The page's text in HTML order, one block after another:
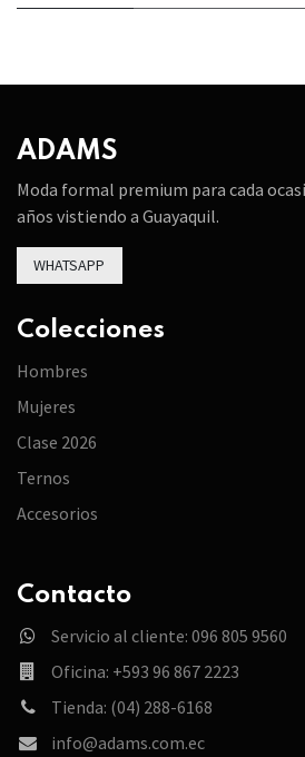
ADAMS
Moda formal premium para cada
años vistiendo a Guayaquil.
WHATSAPP
Colecciones
Hombres
Mujeres
Clase 2026
Ternos
Accesorios
Contacto
Servicio al cliente: 096 805 9560
Oficina: +593 96 867 2223
Tienda: (04) 288-6168
info@adams.com.ec